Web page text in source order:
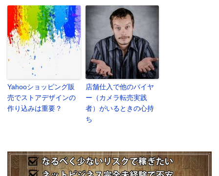
Yahooショッピング販
売でストアデザインの
作り込みは重要？
店舗仕入で他のバイヤ
ー（カメラ転売実践
者）がいるときの心持
ち